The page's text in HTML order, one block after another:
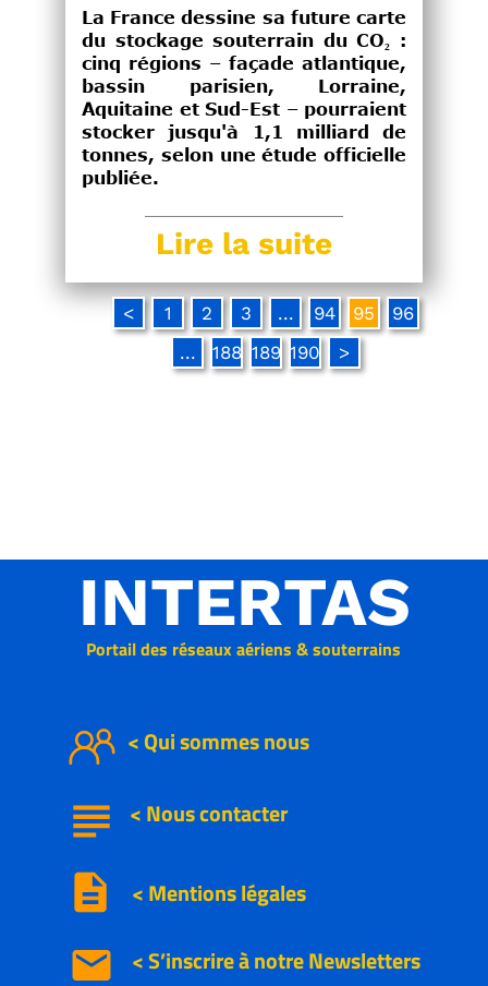
description
subject
email
INTERTAS
<Nouscontacter
< Qui sommes nous
< S’inscrire à notreNewsletters
< Mentions légales
Portail des réseaux aériens & souterrains
La France dessine sa future carte
du stockage souterrain du CO₂ :
cinq régions – façade atlantique,
bassin parisien, Lorraine,
Aquitaine et Sud-Est – pourraient
stocker jusqu'à 1,1 milliard de
tonnes, selon une étude officielle
publiée.
Lire la suite
< 1 2 3 ... 94 95
96
...
188 189 190 >